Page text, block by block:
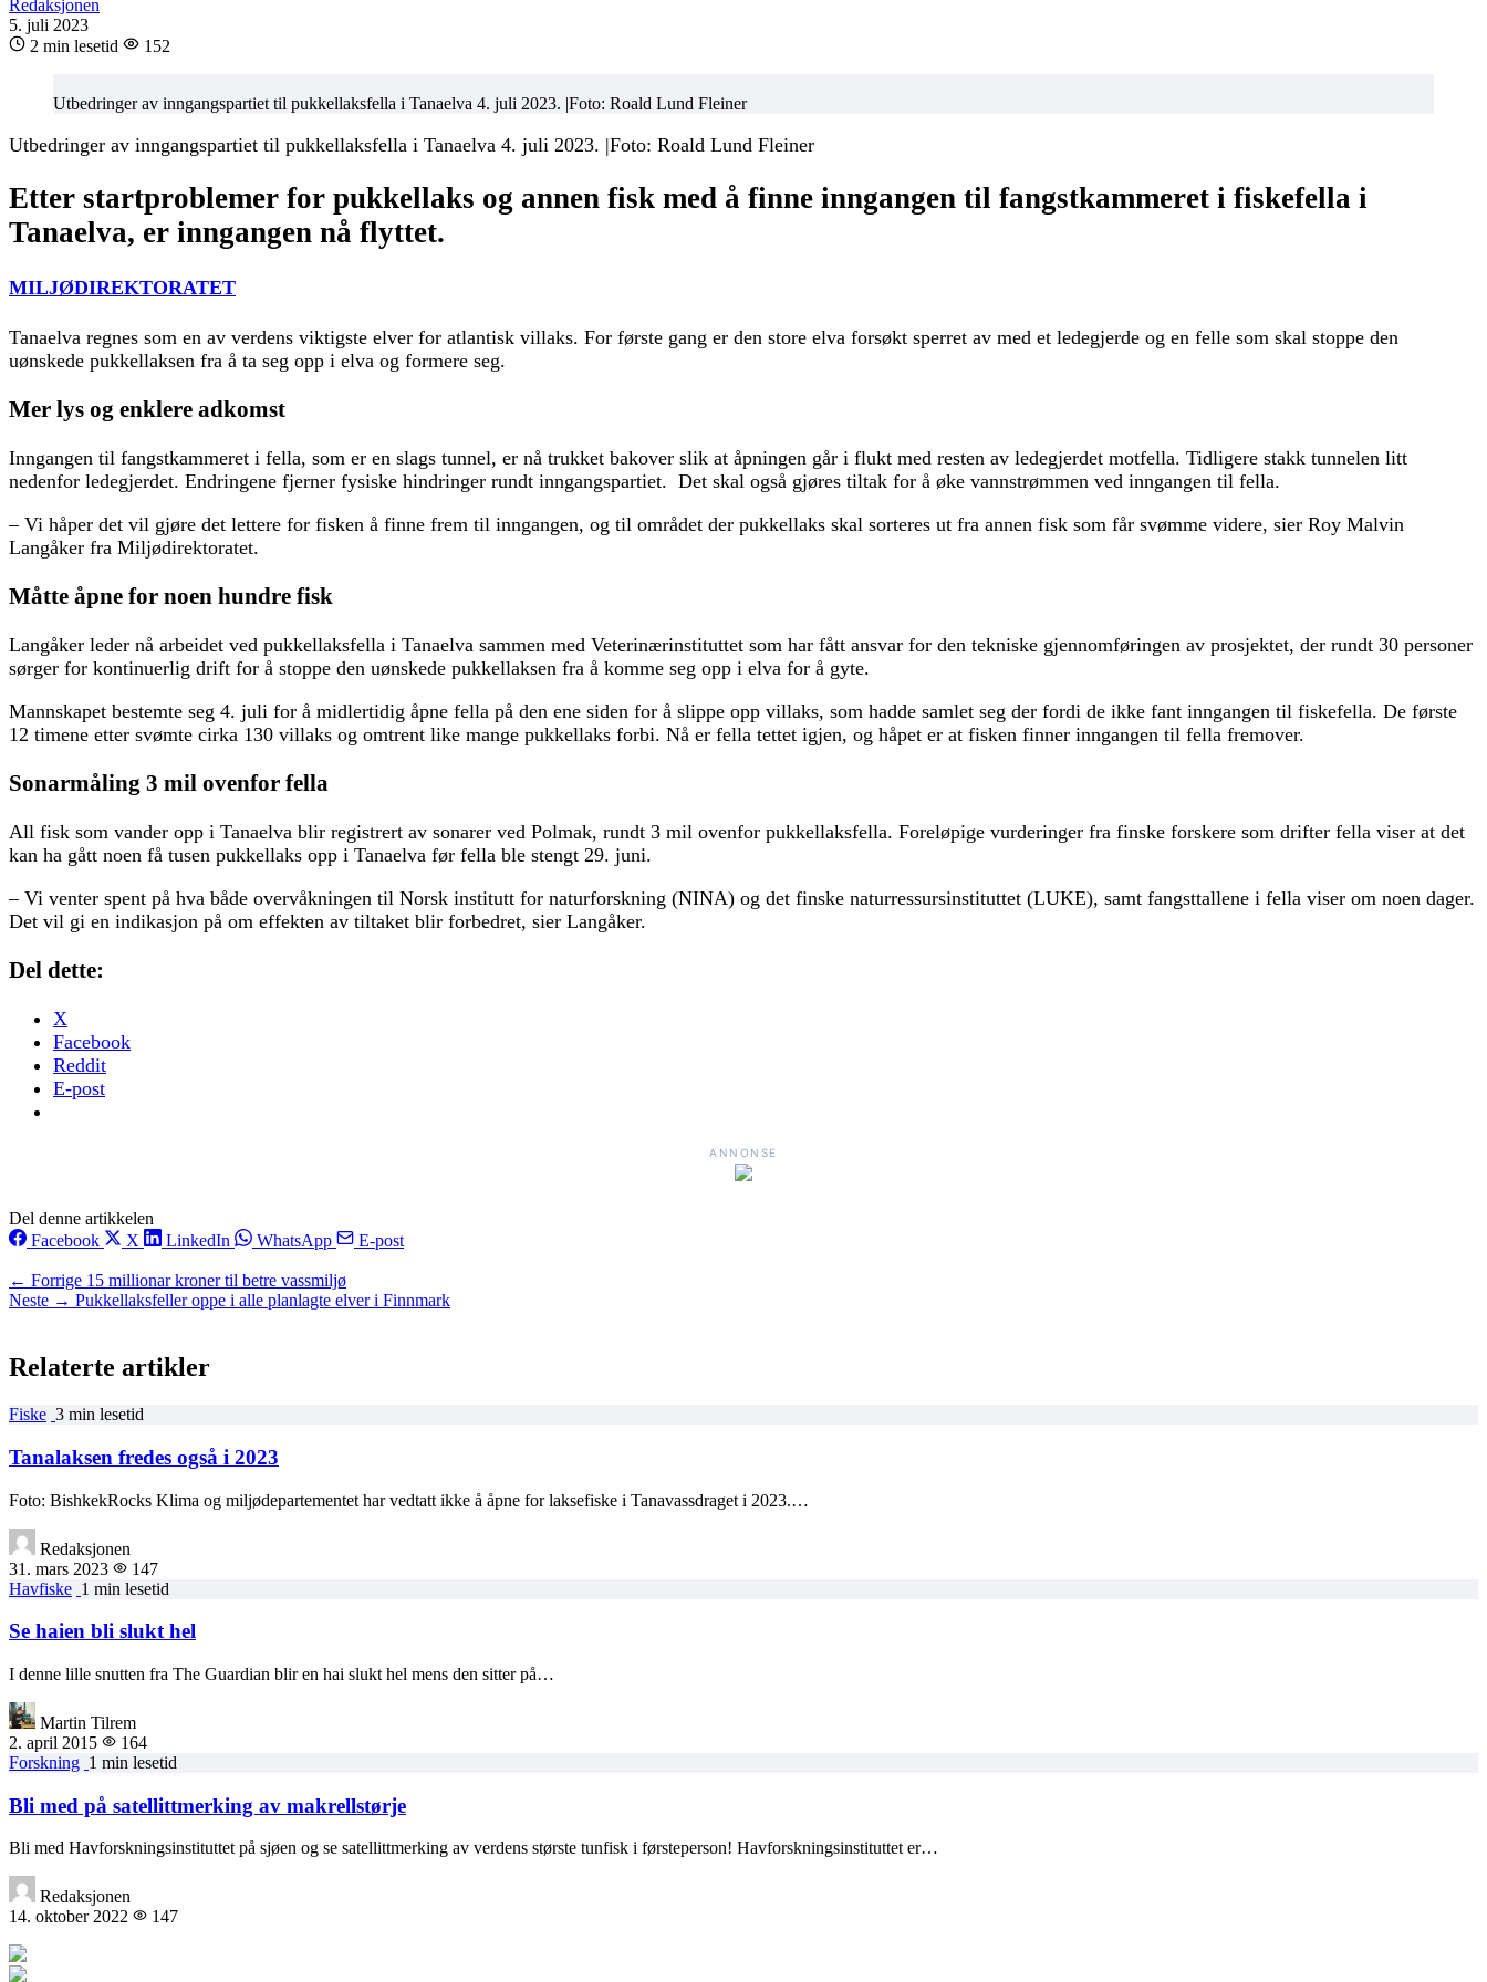
Redaksjonen
5. juli 2023
2 min lesetid
152
Utbedringer av inngangspartiet til pukkellaksfella i Tanaelva 4. juli 2023. |Foto: Roald Lund Fleiner
Utbedringer av inngangspartiet til pukkellaksfella i Tanaelva 4. juli 2023. |Foto: Roald Lund Fleiner
Etter startproblemer for pukkellaks og annen fisk med å finne inngangen til fangstkammeret i fiskefella i
Tanaelva, er inngangen nå flyttet.
MILJØDIREKTORATET
Tanaelva regnes som en av verdens viktigste elver for atlantisk villaks. For første gang er den store elva forsøkt sperret av med et ledegjerde og en felle som skal stoppe den
uønskede pukkellaksen fra å ta seg opp i elva og formere seg.
Mer lys og enklere adkomst
Inngangen til fangstkammeret i fella, som er en slags tunnel, er nå trukket bakover slik at åpningen går i flukt med resten av ledegjerdet motfella. Tidligere stakk tunnelen litt
nedenfor ledegjerdet. Endringene fjerner fysiske hindringer rundt inngangspartiet. Det skal også gjøres tiltak for å øke vannstrømmen ved inngangen til fella.
– Vi håper det vil gjøre det lettere for fisken å finne frem til inngangen, og til området der pukkellaks skal sorteres ut fra annen fisk som får svømme videre, sier Roy Malvin
Langåker fra Miljødirektoratet.
Måtte åpne for noen hundre fisk
Langåker leder nå arbeidet ved pukkellaksfella i Tanaelva sammen med Veterinærinstituttet som har fått ansvar for den tekniske gjennomføringen av prosjektet, der rundt 30 personer
sørger for kontinuerlig drift for å stoppe den uønskede pukkellaksen fra å komme seg opp i elva for å gyte.
Mannskapet bestemte seg 4. juli for å midlertidig åpne fella på den ene siden for å slippe opp villaks, som hadde samlet seg der fordi de ikke fant inngangen til fiskefella. De første
12 timene etter svømte cirka 130 villaks og omtrent like mange pukkellaks forbi. Nå er fella tettet igjen, og håpet er at fisken finner inngangen til fella fremover.
Sonarmåling 3 mil ovenfor fella
All fisk som vander opp i Tanaelva blir registrert av sonarer ved Polmak, rundt 3 mil ovenfor pukkellaksfella. Foreløpige vurderinger fra finske forskere som drifter fella viser at det
kan ha gått noen få tusen pukkellaks opp i Tanaelva før fella ble stengt 29. juni.
– Vi venter spent på hva både overvåkningen til Norsk institutt for naturforskning (NINA) og det finske naturressursinstituttet (LUKE), samt fangsttallene i fella viser om noen dager.
Det vil gi en indikasjon på om effekten av tiltaket blir forbedret, sier Langåker.
Del dette:
X
Facebook
Reddit
E-post
ANNONSE
Del denne artikkelen
Facebook
X LinkedIn WhatsApp E-post
← Forrige 15 millionar kroner til betre vassmiljø
Neste → Pukkellaksfeller oppe i alle planlagte elver i Finnmark
Relaterte artikler
Fiske 3 min lesetid
Tanalaksen fredes også i 2023
Foto: BishkekRocks Klima og miljødepartementet har vedtatt ikke å åpne for laksefiske i Tanavassdraget i 2023.…
Redaksjonen
31. mars 2023
147
Havfiske 1 min lesetid
Se haien bli slukt hel
I denne lille snutten fra The Guardian blir en hai slukt hel mens den sitter på…
Martin Tilrem
2. april 2015
164
Forskning 1 min lesetid
Bli med på satellittmerking av makrellstørje
Bli med Havforskningsinstituttet på sjøen og se satellittmerking av verdens største tunfisk i førsteperson! Havforskningsinstituttet er…
Redaksjonen
14. oktober 2022
147